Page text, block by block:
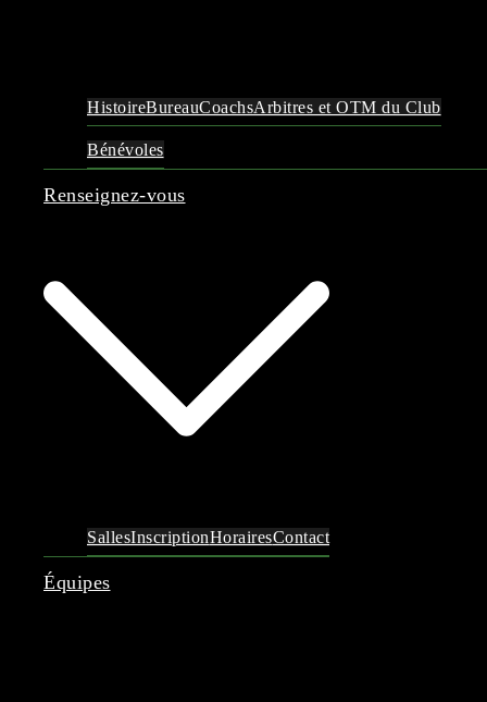
HistoireBureauCoachsArbitres et OTM du Club
Bénévoles
Renseignez-vous
SallesInscriptionHorairesContact
Équipes